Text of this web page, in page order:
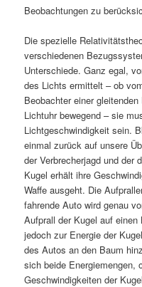
Beobachtungen zu
Die spezielle
verschiedenen
Unterschiede. Ganz egal,
des Lichts ermittelt – ob
Beobachter einer
Lichtuhr bewegend – sie
Lichtgeschwindigkeit sein.
einmal zurück auf unsere
der Verbrecherjagd und der
Kugel erhält ihre
Waffe ausgeht. Die
fahrende Auto wird genau
Aufprall der Kugel auf
jedoch zur Energie der
des Autos an den Baum
sich beide Energiemengen,
Geschwindigkeiten der